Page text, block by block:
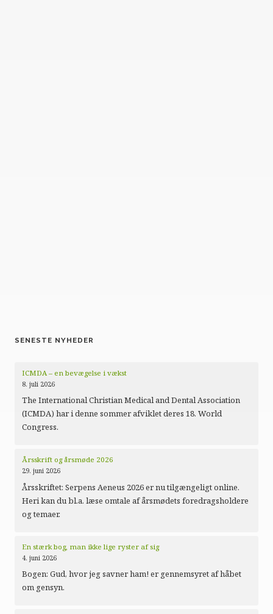
SENESTE NYHEDER
ICMDA – en bevægelse i vækst
8. juli 2026
The International Christian Medical and Dental Association
(ICMDA) har i denne sommer afviklet deres 18. World
Congress.
Årsskrift og årsmøde 2026
29. juni 2026
Årsskriftet: Serpens Aeneus 2026 er nu tilgængeligt online.
Heri kan du bl.a. læse omtale af årsmødets foredragsholdere
og temaer.
En stærk bog, man ikke lige ryster af sig
4. juni 2026
Bogen: Gud, hvor jeg savner ham! er gennemsyret af håbet
om gensyn.